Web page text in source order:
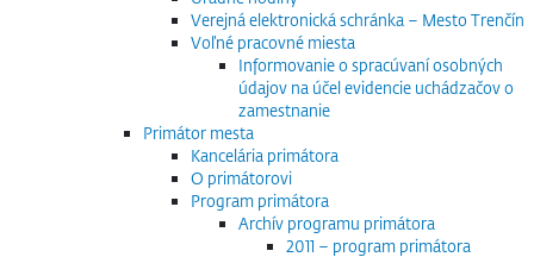
Verejná elektronická schránka – Mesto Trenčín
Voľné pracovné miesta
Informovanie o spracúvaní osobných
údajov na účel evidencie uchádzačov o
zamestnanie
Primátor mesta
Kancelária primátora
O primátorovi
Program primátora
Archív programu primátora
2011 – program primátora